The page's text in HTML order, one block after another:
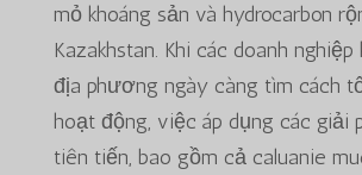
mỏ khoáng sản và hydrocarbon
Kazakhstan. Khi các doanh
địa phương ngày càng tìm cách
hoạt động, việc áp dụng các giải
tiên tiến, bao gồm cả caluanie